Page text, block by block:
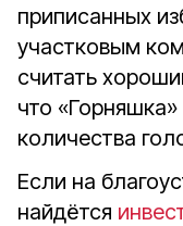
приписанных
участковым
считать
что
количества
Если на
найдётся